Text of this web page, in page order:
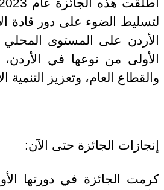
لتسليط الضوء على دور قادة
الأردن على المستوى
الأولى من نوعها في
والقطاع العام، وتعزيز التنمية
إنجازات الجائزة حتى الآن:
كرمت الجائزة في دورتها